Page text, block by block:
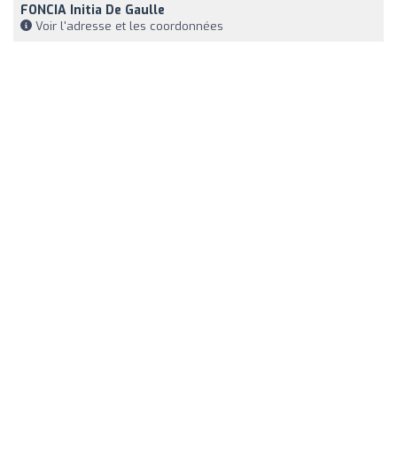
FONCIA Initia De Gaulle
Voir l'adresse et les coordonnées